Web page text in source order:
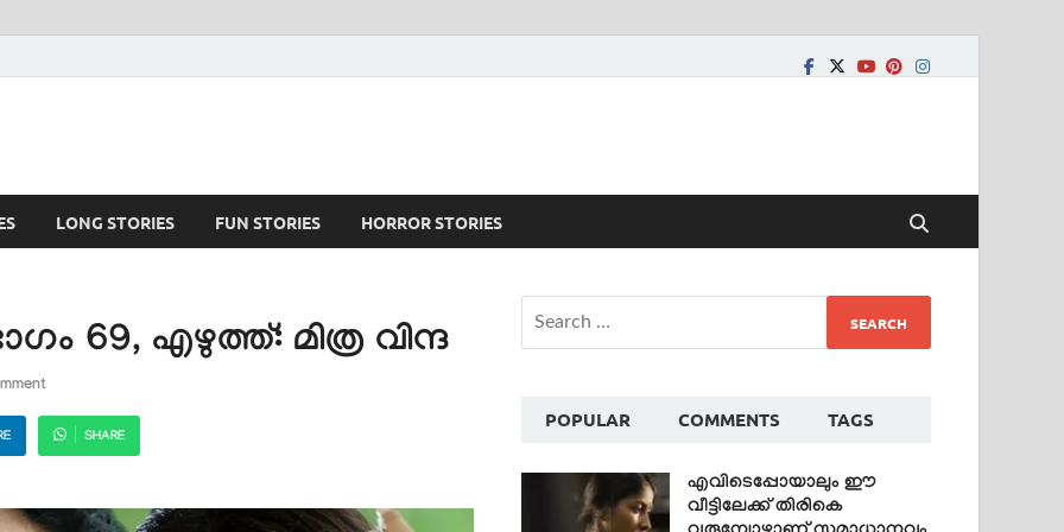
LONG STORIES FUN STORIES HORROR STORIES
69, എഴുത്ത്: മിത്ര വിന്ദ
SHARE
POPULAR COMMENTS TAGS
എവിടെപ്പോയാലും ഈ
വീട്ടിലേക്ക് തിരികെ